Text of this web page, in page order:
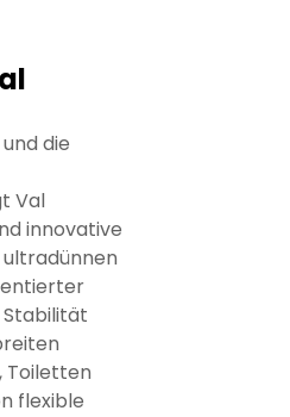
die
Val
innovative
Toiletten
flexible